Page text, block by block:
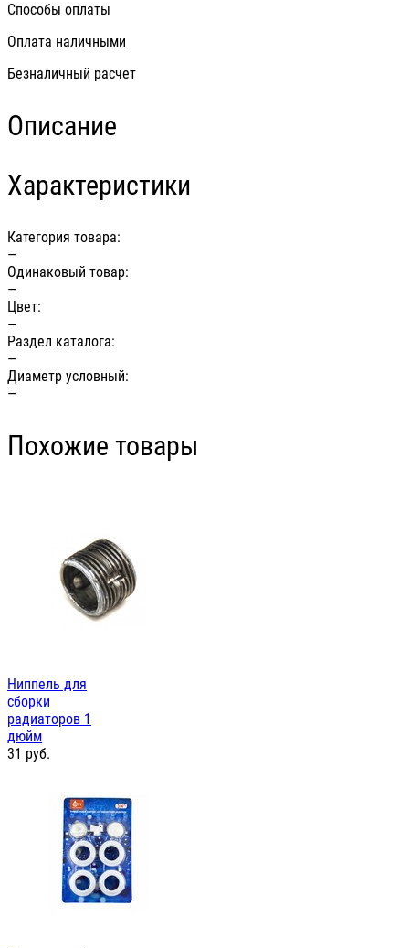
Способы оплаты
Оплата наличными
Безналичный расчет
Описание
Характеристики
Категория товара:
—
Одинаковый товар:
—
Цвет:
—
Раздел каталога:
—
Диаметр условный:
—
Похожие товары
Ниппель для
сборки
радиаторов 1
дюйм
31 руб.